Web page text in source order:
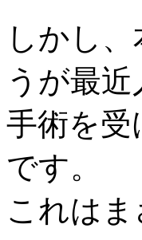
しかし
うが最近
手術を受
です。
これは